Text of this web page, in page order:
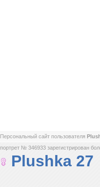
Персональный сайт пользователя
портрет № 346933 зарегистрирован
Plushka 27